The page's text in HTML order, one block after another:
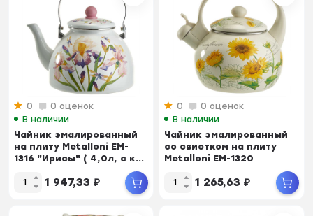
0
0 оценок
В наличии
Чайник эмалированный
на плиту Metalloni EM-
1316 "Ирисы" ( 4,0л, с к...
1 947,33 ₽
0
0 оценок
В наличии
Чайник эмалированный
со свистком на плиту
Metalloni EM-1320
1 265,63 ₽